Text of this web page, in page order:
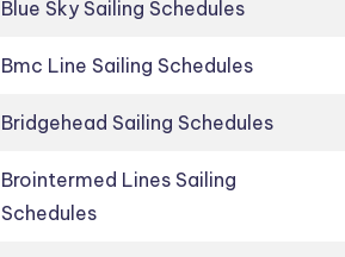
Blue Sky Sailing Schedules
Bmc Line Sailing Schedules
Bridgehead Sailing Schedules
Brointermed Lines Sailing
Schedules